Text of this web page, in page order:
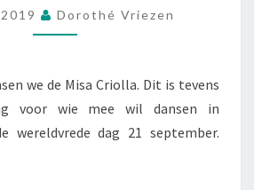
EXTRA
Dorothé Vriezen
we de Misa Criolla. Dit is tevens
voor wie mee wil dansen in
wereldvrede dag 21 september.